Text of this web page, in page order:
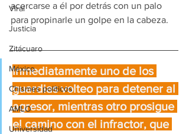
Viral
Justicia
Zitácuaro
México
Chismes políticos
AMLO
Universidad
acercarse a él por detrás con un palo
para propinarle un golpe en la cabeza.
Inmediatamente uno de los
guardias volteo para detener al
agresor, mientras otro prosigue
el camino con el infractor, que